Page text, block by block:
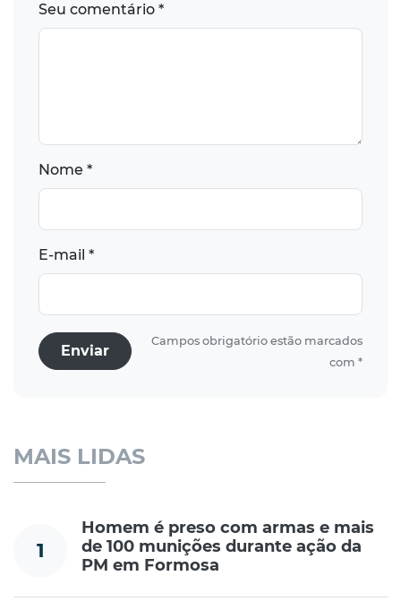
Seu comentário *
Nome *
E-mail *
Enviar
Campos obrigatório estão marcados
com *
MAIS LIDAS
1
Homem é preso com armas e mais
de 100 munições durante ação da
PM em Formosa